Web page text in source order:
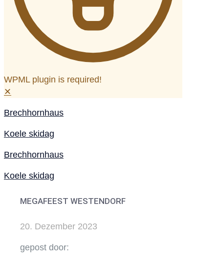
WPML plugin is required!
✕
Brechhornhaus
Koele skidag
Brechhornhaus
Koele skidag
MEGAFEEST WESTENDORF
20. Dezember 2023
gepost door: